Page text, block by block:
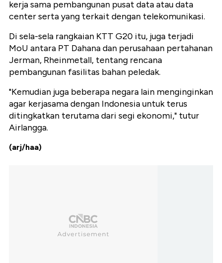
kerja sama pembangunan pusat data atau data
center serta yang terkait dengan telekomunikasi.
Di sela-sela rangkaian KTT G20 itu, juga terjadi
MoU antara PT Dahana dan perusahaan pertahanan
Jerman, Rheinmetall, tentang rencana
pembangunan fasilitas bahan peledak.
"Kemudian juga beberapa negara lain menginginkan
agar kerjasama dengan Indonesia untuk terus
ditingkatkan terutama dari segi ekonomi," tutur
Airlangga.
(arj/haa)